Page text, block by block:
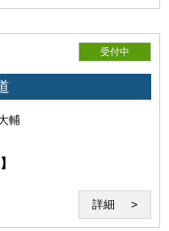
ステムを指すものとしま
は、セミナーシステムを
受付中
輔
詳細